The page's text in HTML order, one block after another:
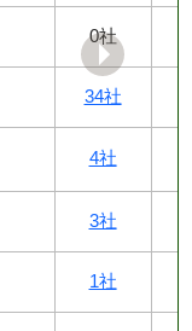
0社
34社
4社
3社
1社